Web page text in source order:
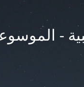
-